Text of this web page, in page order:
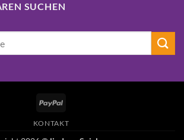
SUCHEN
PayPal
KONTAKT